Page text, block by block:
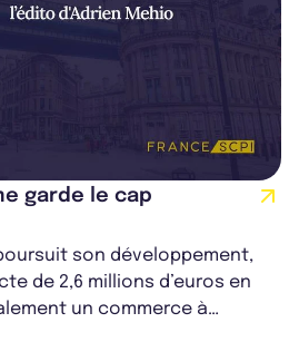
garde le cap
poursuit son développement,
de 2,6 millions d’euros en
un commerce à
plateforme logisti...